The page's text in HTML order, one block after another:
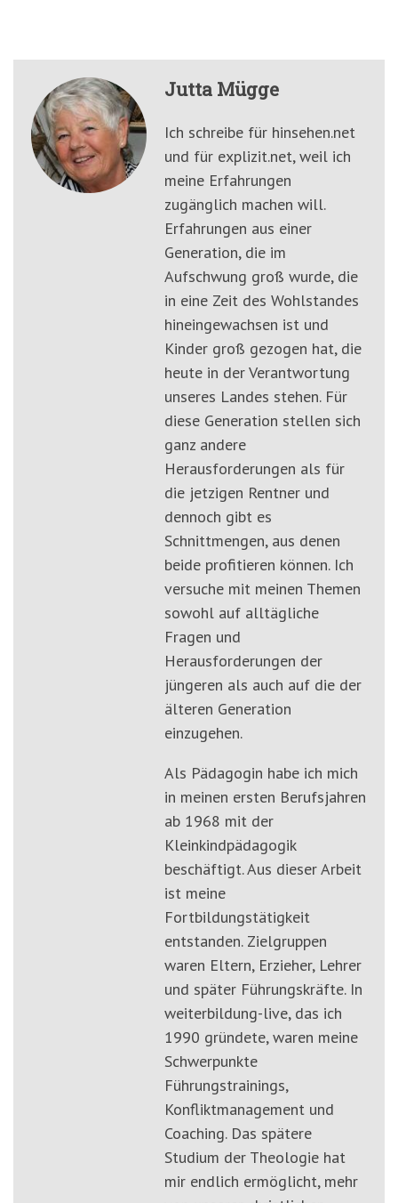
Jutta Mügge
Ich schreibe für hinsehen.net
und für explizit.net, weil ich
meine Erfahrungen
zugänglich machen will.
Erfahrungen aus einer
Generation, die im
Aufschwung groß wurde, die
in eine Zeit des Wohlstandes
hineingewachsen ist und
Kinder groß gezogen hat, die
heute in der Verantwortung
unseres Landes stehen. Für
diese Generation stellen sich
ganz andere
Herausforderungen als für
die jetzigen Rentner und
dennoch gibt es
Schnittmengen, aus denen
beide profitieren können. Ich
versuche mit meinen Themen
sowohl auf alltägliche
Fragen und
Herausforderungen der
jüngeren als auch auf die der
älteren Generation
einzugehen.
Als Pädagogin habe ich mich
in meinen ersten Berufsjahren
ab 1968 mit der
Kleinkindpädagogik
beschäftigt. Aus dieser Arbeit
ist meine
Fortbildungstätigkeit
entstanden. Zielgruppen
waren Eltern, Erzieher, Lehrer
und später Führungskräfte. In
weiterbildung-live, das ich
1990 gründete, waren meine
Schwerpunkte
Führungstrainings,
Konfliktmanagement und
Coaching. Das spätere
Studium der Theologie hat
mir endlich ermöglicht, mehr